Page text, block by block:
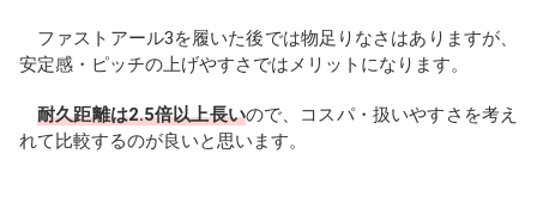
ファストアール3を履いた後では物足りなさはありますが、
安定感・ピッチの上げやすさではメリットになります。
耐久距離は2.5倍以上長いので、コスパ・扱いやすさを考え
れて比較するのが良いと思います。